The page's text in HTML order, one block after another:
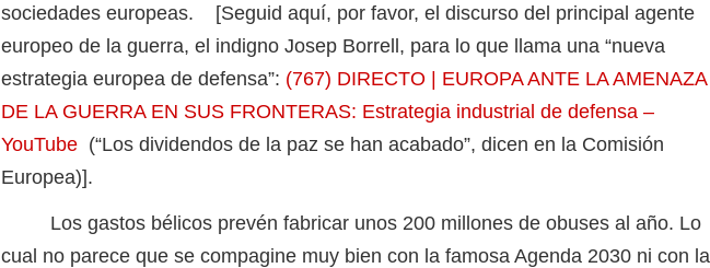
sociedades europeas. [Seguid aquí, por favor, el discurso del principal agente
europeo de la guerra, el indigno Josep Borrell, para lo que llama una “nueva
estrategia europea de defensa”: (767) DIRECTO | EUROPA ANTE LA AMENAZA
DE LA GUERRA EN SUS FRONTERAS: Estrategia industrial de defensa –
YouTube (“Los dividendos de la paz se han acabado”, dicen en la Comisión
Europea)].
Los gastos bélicos prevén fabricar unos 200 millones de obuses al año. Lo
cual no parece que se compagine muy bien con la famosa Agenda 2030 ni con la